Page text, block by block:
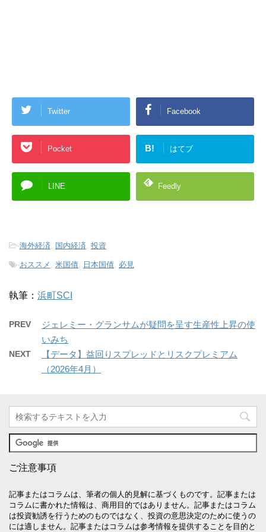
Twitter Facebook
Pocket B! はてブ
LINE Feedly
-海外経済 国内経済 投資
-おススメ 米国債 日本国債 必見
執筆： 浜町SCI
PREV
ジェレミー・グランサムが疑問を呈す生産性上昇の使
いみち
NEXT
【データ】益回りスプレッドとリスクプレミアム
（2026年4月）
ご注意事項
記事またはコラムは、筆者の個人的見解に基づくものです。記事または
コラムに書かれた情報は、商用目的ではありません。記事またはコラム
は投資勧誘を行うためのものではなく、投資の意思決定のために使うの
には適しません。記事またはコラムは参考情報を提供することを目的と